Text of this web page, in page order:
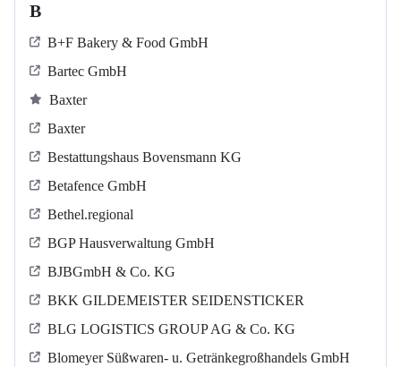
B
B+F Bakery & Food GmbH
Bartec GmbH
Baxter
Baxter
Bestattungshaus Bovensmann KG
Betafence GmbH
Bethel.regional
BGP Hausverwaltung GmbH
BJBGmbH & Co. KG
BKK GILDEMEISTER SEIDENSTICKER
BLG LOGISTICS GROUP AG & Co. KG
Blomeyer Süßwaren- u. Getränkegroßhandels GmbH